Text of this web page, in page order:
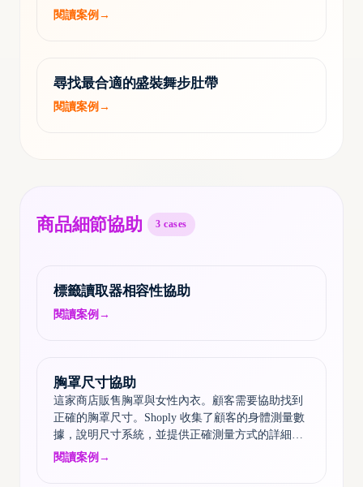
閱讀案例 →
尋找最合適的盛裝舞步肚帶
閱讀案例 →
商品細節協助 3 cases
標籤讀取器相容性協助
閱讀案例 →
胸罩尺寸協助
這家商店販售胸罩與女性內衣。顧客需要協助找到
正確的胸罩尺寸。Shoply 收集了顧客的身體測量數
據，說明尺寸系統，並提供正確測量方式的詳細指
引……
閱讀案例 →